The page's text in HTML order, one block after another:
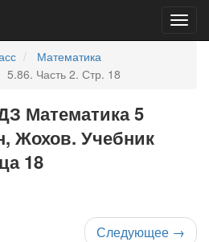
Математика
5.86. Часть 2. Стр. 18
Математика 5
Жохов. Учебник
18
Следующее →